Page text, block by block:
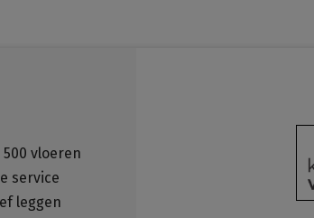
vloeren
service
leggen